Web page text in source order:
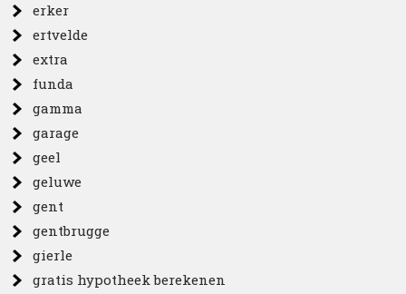
erker
ertvelde
extra
funda
gamma
garage
geel
geluwe
gent
gentbrugge
gierle
gratis hypotheek berekenen